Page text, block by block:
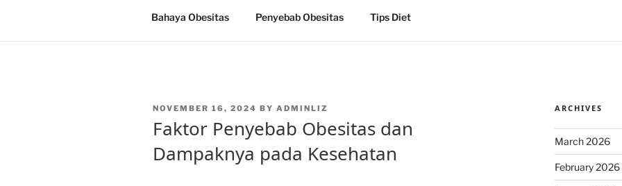
Bahaya Obesitas Penyebab Obesitas Tips Diet
POSTED
NOVEMBER 16, 2024 BY ADMINLIZ
Faktor Penyebab Obesitas dan
Dampaknya pada Kesehatan
ARCHIVES
March 2026
February 2026